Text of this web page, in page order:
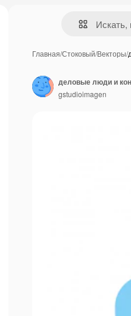
Главная/Стоковый/Векторы/
деловые люди и
gstudioimagen